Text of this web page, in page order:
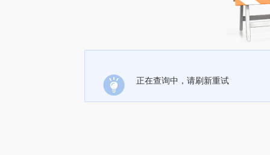
正在查询中，请刷新重试